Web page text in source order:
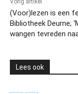
Vorig artikel
(Voor)lezen is een
Bibliotheek Deurne;
wangen tevreden
Lees ook